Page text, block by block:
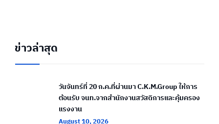
ข่าวล่าสุด
วันจันทร์ที่ 20 ก.ค.ที่ผ่านมา C.K.M.Group ให้การ
ต้อนรับ จนท.จากสำนักงานสวัสดิการและคุ้มครอง
แรงงาน
August 10, 2026